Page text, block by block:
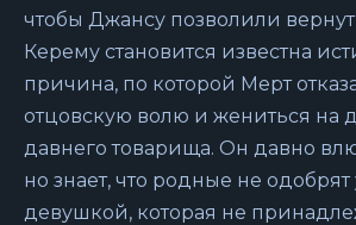
чтобы Джансу позволили
Керему становится известна
причина, по которой Мерт
отцовскую волю и жениться на
давнего товарища. Он давно
но знает, что родные не
девушкой, которая не